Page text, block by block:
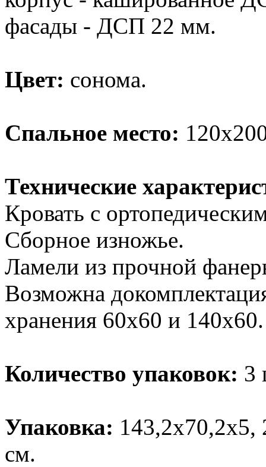
фасады - ДСП 22 мм.
Цвет: сонома.
Спальное место:
Технические
Кровать с
Сборное изножье.
Ламели из прочной
Возможна
хранения 60х60 и 140х60.
Количество упаковок: 3
Упаковка: 143,2х70,2х5,
см.